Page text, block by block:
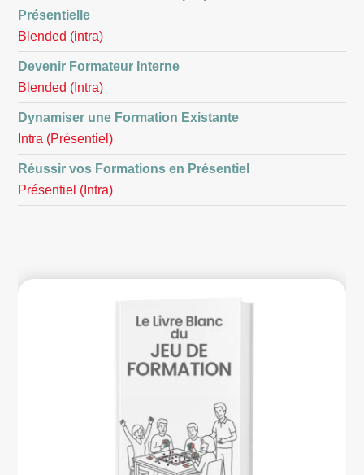
Présentielle
Blended (intra)
Devenir Formateur Interne
Blended (Intra)
Dynamiser une Formation Existante
Intra (Présentiel)
Réussir vos Formations en Présentiel
Présentiel (Intra)